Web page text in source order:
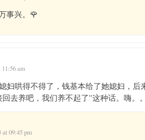
事兴。🌹
11:56 am
妇哄得不得了，钱基本给了她媳妇，
去养吧，我们养不起了”这种话。嗨。。
at 09:45 pm